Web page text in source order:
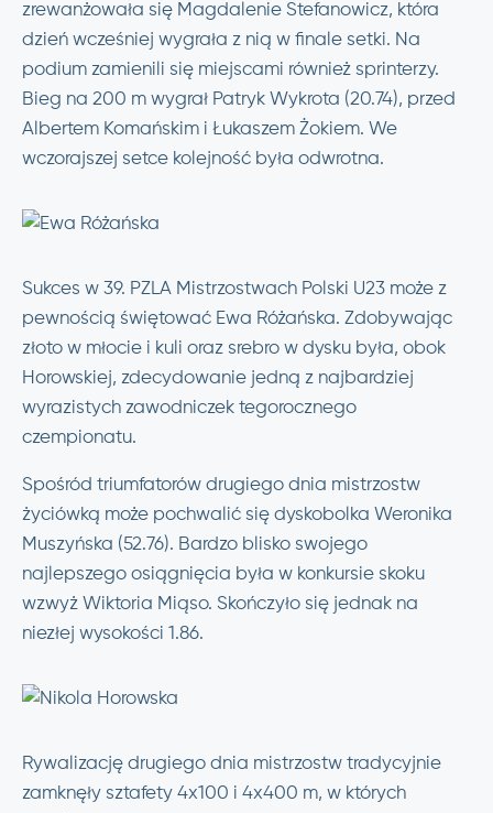
zrewanżowała się Magdalenie Stefanowicz, która
dzień wcześniej wygrała z nią w finale setki. Na
podium zamienili się miejscami również sprinterzy.
Bieg na 200 m wygrał Patryk Wykrota (20.74), przed
Albertem Komańskim i Łukaszem Żokiem. We
wczorajszej setce kolejność była odwrotna.
Sukces w 39. PZLA Mistrzostwach Polski U23 może z
pewnością świętować Ewa Różańska. Zdobywając
złoto w młocie i kuli oraz srebro w dysku była, obok
Horowskiej, zdecydowanie jedną z najbardziej
wyrazistych zawodniczek tegorocznego
czempionatu.
Spośród triumfatorów drugiego dnia mistrzostw
życiówką może pochwalić się dyskobolka Weronika
Muszyńska (52.76). Bardzo blisko swojego
najlepszego osiągnięcia była w konkursie skoku
wzwyż Wiktoria Miąso. Skończyło się jednak na
niezłej wysokości 1.86.
Rywalizację drugiego dnia mistrzostw tradycyjnie
zamknęły sztafety 4x100 i 4x400 m, w których